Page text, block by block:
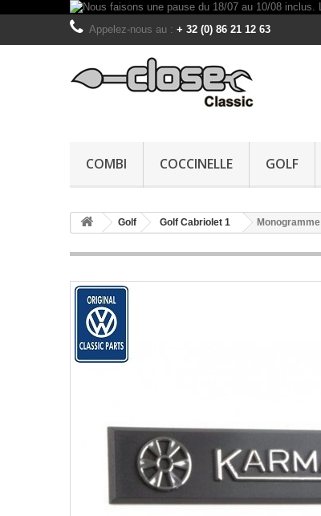
Appelez-nous au : + 32 (0) 86 21 12 63
COMBI COCCINELLE GOLF
Golf Golf Cabriolet 1 Monogramme